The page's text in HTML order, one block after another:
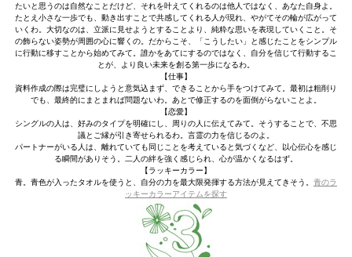
たいと思うのは自然なことだけど、それを叶えてくれるのは他人ではなく、あなた自身よ。
たとえ小さな一歩でも、動き出すことで共感してくれる人が現れ、やがてその輪が広がって
いくわ。大切なのは、立派に見せようとすることより、純粋な思いを表現していくこと。そ
の飾らない姿勢が周囲の心に響くの。だからこそ、「こうしたい」と感じたことをシンプル
に行動に移すことから始めてみて。誰かをあてにするのではなく、自分を信じて行動するこ
とが、より良い未来を創る第一歩になるわ。
【仕事】
資料作成の際は完璧にしようと意気込まず、できることから手をつけてみて。最初は粗削り
でも、最終的にまとまれば問題ないわ。あとで修正するのを面倒がらないことよ。
【恋愛】
シングルの人は、好みのタイプを明確にし、周りの人に伝えてみて。そうすることで、不思
議とご縁が引き寄せられるわ。言霊の力を信じるのよ。
パートナーがいる人は、離れていても同じことを考えていると気づくなど、以心伝心を感じ
る瞬間がありそう。二人の絆を強く感じられ、心が温かくなるはず。
【ラッキーカラー】
青。青色が入ったタオルを使うと、自分の力を最大限発揮する方法が見えてきそう。 青のラ
ッキーカラーアイテムを探す